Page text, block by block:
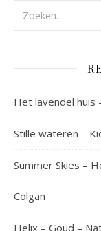
Het lavendel huis
Stille wateren –
Summer Skies –
Colgan
Helix – Goud –